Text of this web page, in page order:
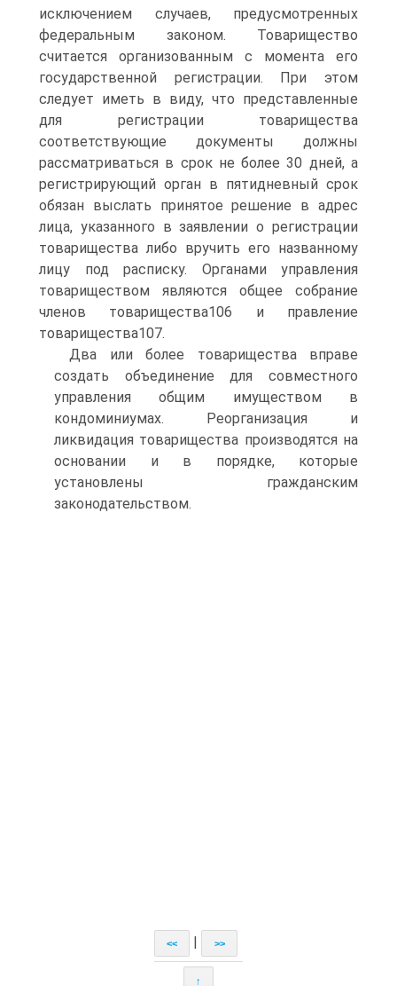
исключением случаев, предусмотренных
федеральным законом. Товарищество
считается организованным с момента его
государственной регистрации. При этом
следует иметь в виду, что представленные
для регистрации товарищества
соответствующие документы должны
рассматриваться в срок не более 30 дней, а
регистрирующий орган в пятидневный срок
обязан выслать принятое решение в адрес
лица, указанного в заявлении о регистрации
товарищества либо вручить его названному
лицу под расписку. Органами управления
товариществом являются общее собрание
членов товарищества106 и правление
товарищества107.
Два или более товарищества вправе
создать объединение для совместного
управления общим имуществом в
кондоминиумах. Реорганизация и
ликвидация товарищества производятся на
основании и в порядке, которые
установлены гражданским
законодательством.
<< >>
↑